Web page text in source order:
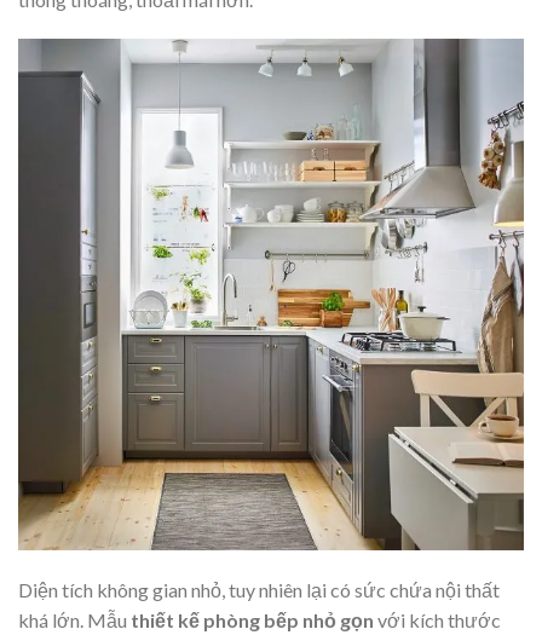
Diện tích không gian nhỏ, tuy nhiên lại có sức chứa nội thất
khá lớn. Mẫu thiết kế phòng bếp nhỏ gọn với kích thước